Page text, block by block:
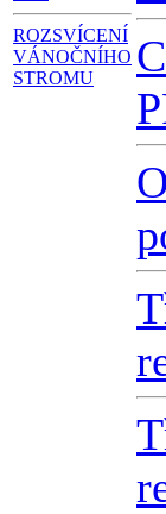
ROZSVÍCENÍ
VÁNOČNÍHO
STROMU